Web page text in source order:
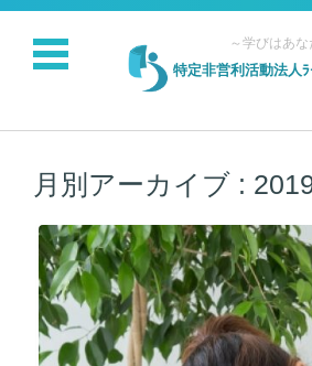
特定非営利活動法人
～学びはあ
コンテンツに移動
月別アーカイブ :